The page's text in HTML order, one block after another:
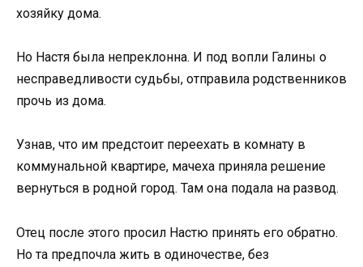
хозяйку дома.
Но Настя была непреклонна. И под вопли Галины о
несправедливости судьбы, отправила родственников
прочь из дома.
Узнав, что им предстоит переехать в комнату в
коммунальной квартире, мачеха приняла решение
вернуться в родной город. Там она подала на развод.
Отец после этого просил Настю принять его обратно.
Но та предпочла жить в одиночестве, без